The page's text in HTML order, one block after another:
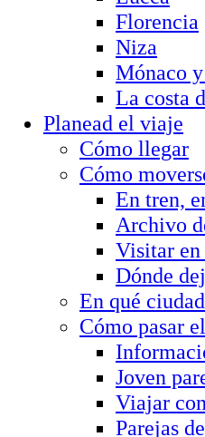
Florencia
Niza
Mónaco
La costa
Planead el viaje
Cómo llegar
Cómo
En tren,
Archivo
Visitar en
Dónde
En qué
Cómo pasar
Joven
Viajar
Parejas